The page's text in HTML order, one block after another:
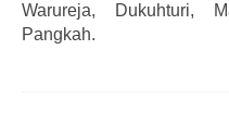
Warureja, Dukuhturi,
Pangkah.